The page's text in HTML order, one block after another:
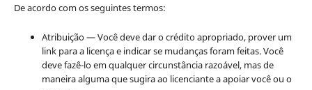
De acordo com os seguintes termos:
Atribuição — Você deve dar o crédito apropriado, prover um
link para a licença e indicar se mudanças foram feitas. Você
deve fazê-lo em qualquer circunstância razoável, mas de
maneira alguma que sugira ao licenciante a apoiar você ou o